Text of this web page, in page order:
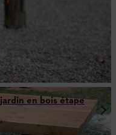
en bois étape